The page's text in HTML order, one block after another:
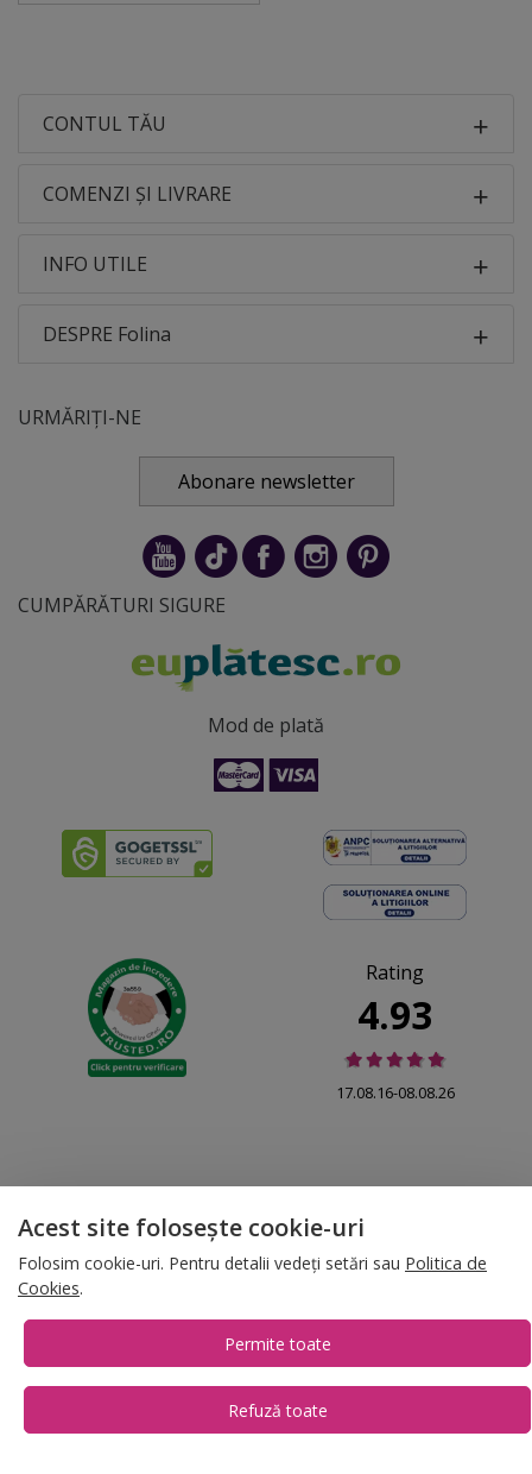
CONTUL TĂU
COMENZI ȘI LIVRARE
INFO UTILE
DESPRE Folina
URMĂRIȚI-NE
Abonare newsletter
CUMPĂRĂTURI SIGURE
Mod de plată
Rating
4.93
17.08.16-08.08.26
© 2026 Folina.ro | All Rights Reserved. Folina.ro |Designed by Artvertising
Termene și condiții Gestionează preferințe cookies
Acest site folosește cookie-uri
Folosim cookie-uri. Pentru detalii vedeți setări sau Politica de
Cookies.
Permite toate
Refuză toate